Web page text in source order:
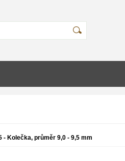
- Kolečka, průměr 9,0 - 9,5 mm